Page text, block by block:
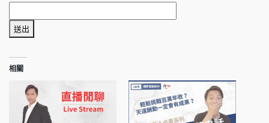
送出
相關